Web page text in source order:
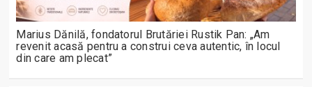
Marius Dănilă, fondatorul Brutăriei Rustik Pan: „Am
revenit acasă pentru a construi ceva autentic, în locul
din care am plecat”